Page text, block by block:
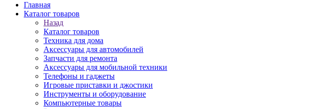
Главная
Каталог товаров
Назад
Каталог товаров
Техника для дома
Аксессуары для автомобилей
Запчасти для ремонта
Аксессуары для мобильной техники
Телефоны и гаджеты
Игровые приставки и джостики
Инструменты и оборудование
Компьютерные товары